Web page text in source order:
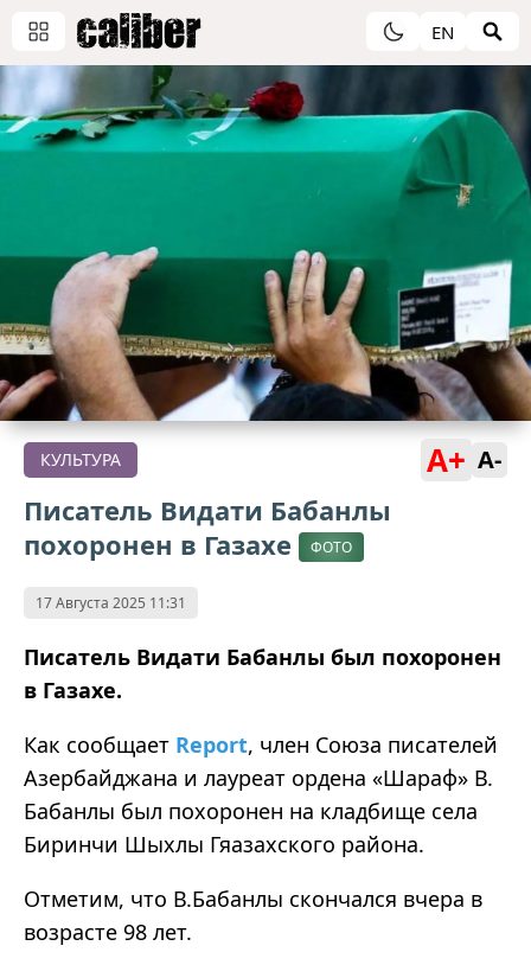
EN
КУЛЬТУРА A+ A-
Писатель Видати Бабанлы
похоронен в Газахе
ФОТО
17 Августа 2025 11:31
Писатель Видати Бабанлы был похоронен
в Газахе.
Как сообщает Report, член Союза писателей
Азербайджана и лауреат ордена «Шараф» В.
Бабанлы был похоронен на кладбище села
Биринчи Шыхлы Гяазахского района.
Отметим, что В.Бабанлы скончался вчера в
возрасте 98 лет.